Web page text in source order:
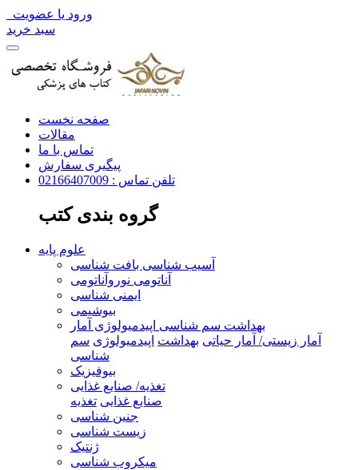
ورود یا عضویت
سبد خرید
صفحه نخست
مقالات
تماس با ما
پیگیری سفارش
تلفن تماس : 02166407009
گروه بندی کتب
علوم پایه
آسیب شناسی بافت شناسی
آناتومی نوروآناتومی
ایمنی شناسی
بیوشیمی
بهداشت سم شناسی اپیدمیولوژی آمار
آمار زیستی/ آمار حیاتی بهداشت اپیدمیولوژی سم
شناسی
بیوفیزیک
تغذیه/ صنایع غذایی
صنایع غذایی تغذیه
جنین شناسی
زیست شناسی
ژنتیک
میکروب شناسی